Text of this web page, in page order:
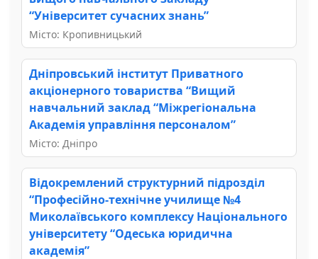
“Університет сучасних знань”
Місто: Кропивницький
Дніпровський інститут Приватного
акціонерного товариства “Вищий
навчальний заклад “Міжрегіональна
Академія управління персоналом”
Місто: Дніпро
Відокремлений структурний підрозділ
“Професійно-технічне училище №4
Миколаївського комплексу Національного
університету “Одеська юридична
академія”